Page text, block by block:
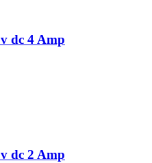
dc 4 Amp
dc 2 Amp